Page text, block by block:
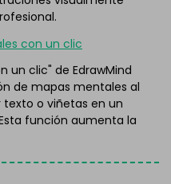
con un clic
un clic" de EdrawMind
de mapas mentales al
o viñetas en un
función aumenta la